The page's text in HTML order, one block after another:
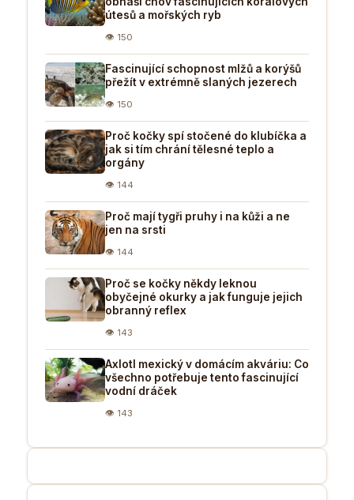
útesů a mořských ryb
👁 150
Fascinující schopnost mlžů a korýšů
přežít v extrémně slaných jezerech
👁 150
Proč kočky spí stočené do klubíčka a
jak si tím chrání tělesné teplo a
orgány
👁 144
Proč mají tygři pruhy i na kůži a ne
jen na srsti
👁 144
Proč se kočky někdy leknou
obyčejné okurky a jak funguje jejich
obranný reflex
👁 143
Axlotl mexický v domácím akváriu: Co
všechno potřebuje tento fascinující
vodní dráček
👁 143